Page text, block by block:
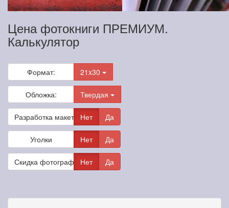
Цена фотокниги ПРЕМИУМ.
Калькулятор
Формат: 21x30
Обложка: Твердая
Разработка макета Нет Да
Уголки Нет Да
Скидка фотографамНет Да